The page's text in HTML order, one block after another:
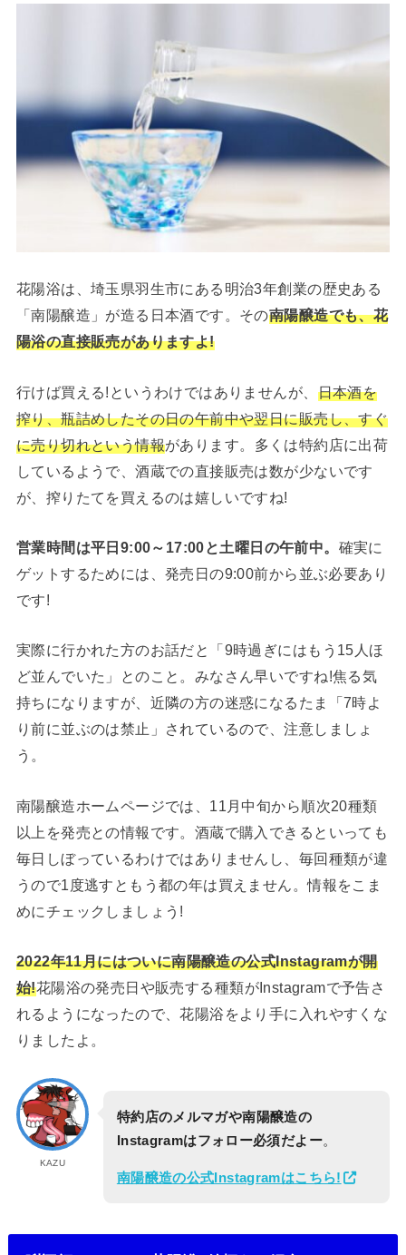
花陽浴は、埼玉県羽生市にある明治3年創業の歴史ある
「南陽醸造」が造る日本酒です。その南陽醸造でも、花
陽浴の直接販売がありますよ!
行けば買える!というわけではありませんが、 日本酒を
搾り、瓶詰めしたその日の午前中や翌日に販売し、すぐ
に売り切れという情報があります。多くは特約店に出荷
しているようで、酒蔵での直接販売は数が少ないです
が、搾りたてを買えるのは嬉しいですね!
営業時間は平日9:00～17:00と土曜日の午前中。 確実に
ゲットするためには、発売日の9:00前から並ぶ必要あり
です!
実際に行かれた方のお話だと「9時過ぎにはもう15人ほ
ど並んでいた」とのこと。みなさん早いですね!焦る気
持ちになりますが、近隣の方の迷惑になるたま「7時よ
り前に並ぶのは禁止」されているので、注意しましょ
う。
南陽醸造ホームページでは、11月中旬から順次20種類
以上を発売との情報です。酒蔵で購入できるといっても
毎日しぼっているわけではありませんし、毎回種類が違
うので1度逃すともう都の年は買えません。情報をこま
めにチェックしましょう!
2022年11月にはついに南陽醸造の公式Instagramが開
始!花陽浴の発売日や販売する種類がInstagramで予告さ
れるようになったので、花陽浴をより手に入れやすくな
りましたよ。
KAZU
特約店のメルマガや南陽醸造の
Instagramはフォロー必須だよー。
南陽醸造の公式Instagramはこちら!